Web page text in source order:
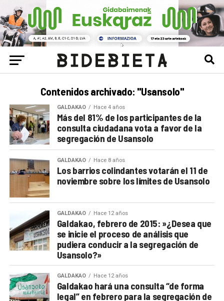
Contenidos archivado: "Usansolo"
GALDAKAO Hace 4 años
Más del 81% de los participantes de la
consulta ciudadana vota a favor de la
segregación de Usansolo
GALDAKAO Hace 8 años
Los barrios colindantes votarán el 11 de
noviembre sobre los límites de Usansolo
GALDAKAO Hace 12 años
Galdakao, febrero de 2015: »¿Desea que
se inicie el proceso de análisis que
pudiera conducir a la segregación de
Usansolo?»
GALDAKAO Hace 12 años
Galdakao hará una consulta “de forma
legal” en febrero para la segregación de